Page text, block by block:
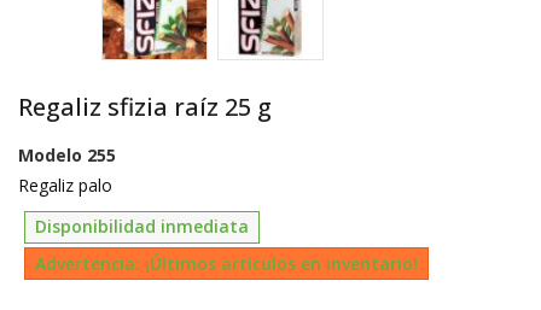
Regaliz sfizia raíz 25 g
Modelo 255
Regaliz palo
Disponibilidad inmediata
Advertencia: ¡Últimos artículos en inventario!